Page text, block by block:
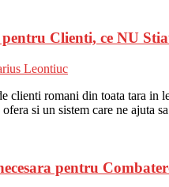
Clienti, ce NU
Leontiuc
clienti romani din toata tara in
si un sistem care ne ajuta
pentru